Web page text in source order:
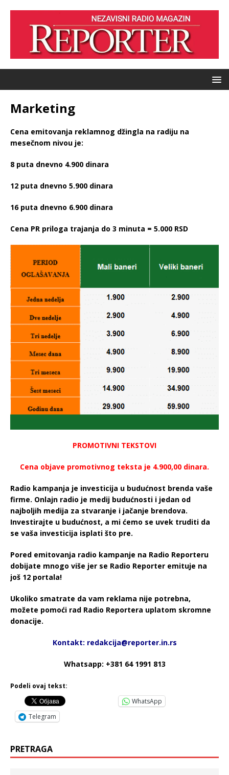
Marketing
Cena emitovanja reklamnog džingla na radiju na
mesečnom nivou je:
8 puta dnevno 4.900 dinara
12 puta dnevno 5.900 dinara
16 puta dnevno 6.900 dinara
Cena PR priloga trajanja do 3 minuta = 5.000 RSD
PROMOTIVNI TEKSTOVI
Cena objave promotivnog teksta je 4.900,00 dinara.
Radio kampanja je investicija u budućnost brenda vaše
firme. Onlajn radio je medij budućnosti i jedan od
najboljih medija za stvaranje i jačanje brendova.
Investirajte u budućnost, a mi ćemo se uvek truditi da
se vaša investicija isplati što pre.
Pored emitovanja radio kampanje na Radio Reporteru
dobijate mnogo više jer se Radio Reporter emituje na
još 12 portala!
Ukoliko smatrate da vam reklama nije potrebna,
možete pomoći rad Radio Reportera uplatom skromne
donacije.
Kontakt: redakcija@reporter.in.rs
Whatsapp: +381 64 1991 813
Podeli ovaj tekst:
WhatsApp
Telegram
PRETRAGA